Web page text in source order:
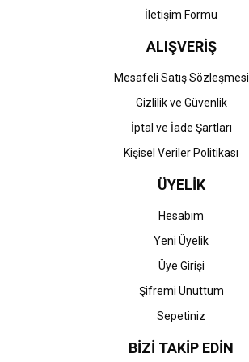
İletişim Formu
ALIŞVERİŞ
Mesafeli Satış Sözleşmesi
Gizlilik ve Güvenlik
İptal ve İade Şartları
Kişisel Veriler Politikası
ÜYELİK
Hesabım
Yeni Üyelik
Üye Girişi
Şifremi Unuttum
Sepetiniz
BİZİ TAKİP EDİN